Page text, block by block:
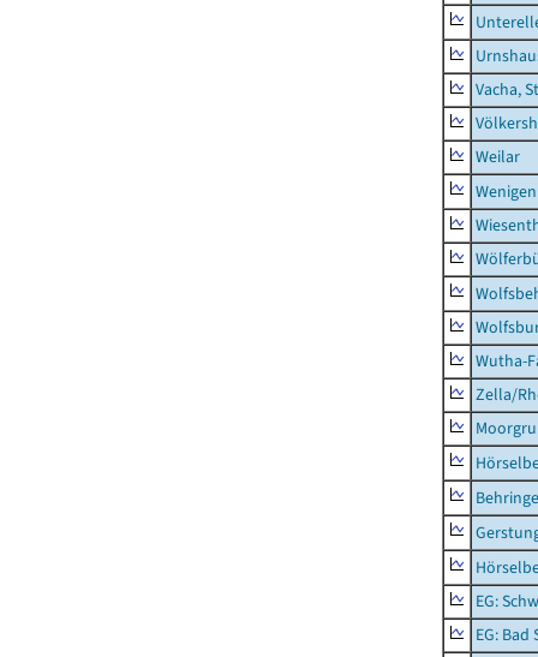
Vacha,
Weilar
Wutha-
Zella/
EG:
EG: